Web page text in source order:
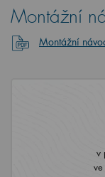
Montážní
Montážní
v
ve